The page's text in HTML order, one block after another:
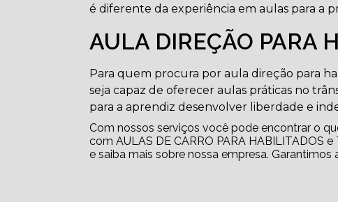
é diferente da experiência em aulas para a
AULA DIREÇÃO PARA
Para quem procura por aula direção para
seja capaz de oferecer aulas práticas no
para a aprendiz desenvolver liberdade e
Com nossos serviços você pode encontrar o
com AULAS DE CARRO PARA HABILITADOS
e saiba mais sobre nossa empresa. Garantimos